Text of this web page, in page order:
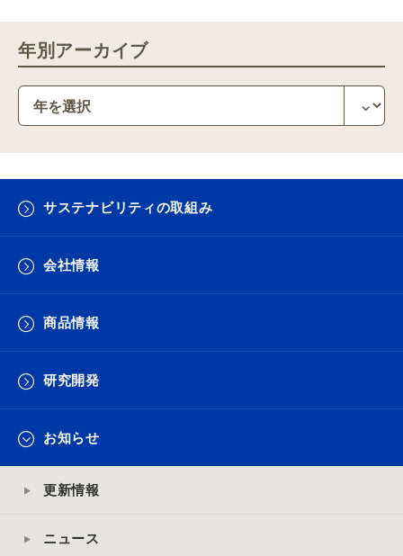
年別アーカイブ
サステナビリティの取組み
会社情報
商品情報
研究開発
お知らせ
更新情報
ニュース